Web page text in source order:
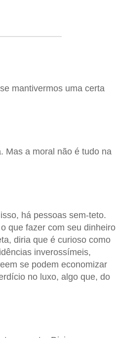
mantivermos uma certa
Mas a moral não é tudo na
há pessoas sem-teto.
que fazer com seu dinheiro
diria que é curioso como
inverossímeis,
se podem economizar
no luxo, algo que, do